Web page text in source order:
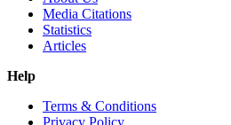
Media Citations
Statistics
Articles
Help
Terms & Conditions
Privacy Policy